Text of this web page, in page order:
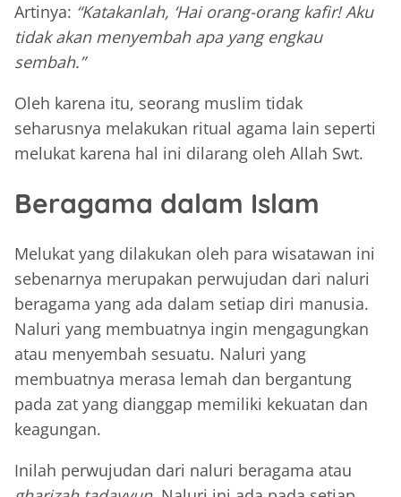
Artinya: “Katakanlah, ‘Hai orang-orang kafir! Aku
tidak akan menyembah apa yang engkau
sembah.”
Oleh karena itu, seorang muslim tidak
seharusnya melakukan ritual agama lain seperti
melukat karena hal ini dilarang oleh Allah Swt.
Beragama dalam Islam
Melukat yang dilakukan oleh para wisatawan ini
sebenarnya merupakan perwujudan dari naluri
beragama yang ada dalam setiap diri manusia.
Naluri yang membuatnya ingin mengagungkan
atau menyembah sesuatu. Naluri yang
membuatnya merasa lemah dan bergantung
pada zat yang dianggap memiliki kekuatan dan
keagungan.
Inilah perwujudan dari naluri beragama atau